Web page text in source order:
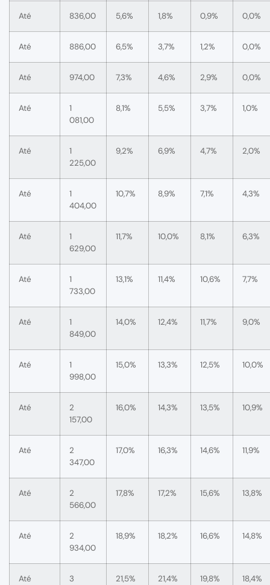
Até 836,00 5,6% 1,8% 0,9% 0,0%
Até 886,00 6,5% 3,7% 1,2% 0,0%
Até 974,00 7,3% 4,6% 2,9% 0,0%
Até
1
081,00
8,1% 5,5% 3,7% 1,0%
Até
1
225,00
9,2% 6,9% 4,7% 2,0%
Até
1
404,00
10,7% 8,9% 7,1% 4,3%
Até
1
629,00
11,7% 10,0% 8,1% 6,3%
Até
1
733,00
13,1% 11,4% 10,6% 7,7%
Até
1
849,00
14,0% 12,4% 11,7% 9,0%
Até
1
998,00
15,0% 13,3% 12,5% 10,0%
Até
2
157,00
16,0% 14,3% 13,5% 10,9%
Até
2
347,00
17,0% 16,3% 14,6% 11,9%
Até
2
566,00
17,8% 17,2% 15,6% 13,8%
Até
2
934,00
18,9% 18,2% 16,6% 14,8%
Até
3
21,5% 21,4% 19,8% 18,4%